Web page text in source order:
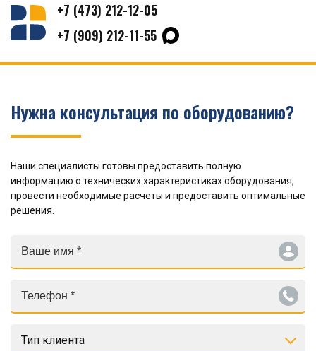
+7 (473) 212-12-05
+7 (909) 212-11-55
Нужна консультация по оборудованию?
Наши специалисты готовы предоставить полную
информацию о технических характеристиках оборудования,
провести необходимые расчеты и предоставить оптимальные
решения.
Тип клиента